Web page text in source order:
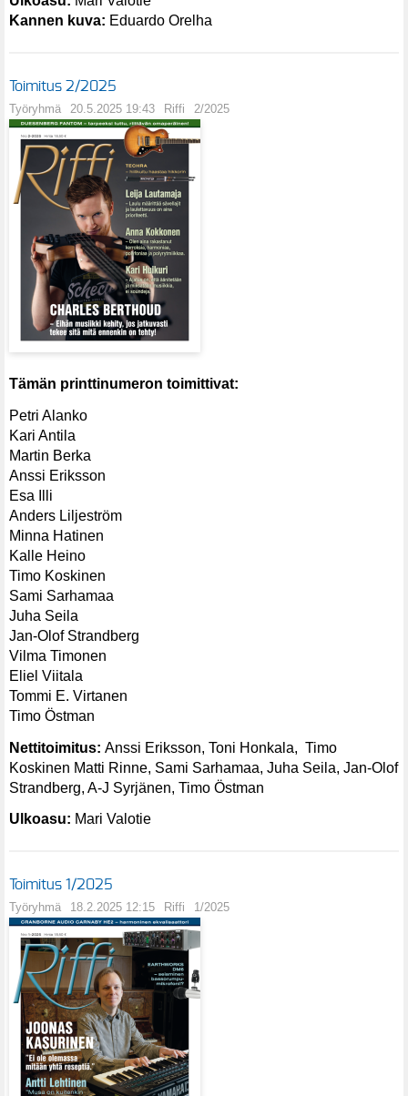
Kannen kuva: Eduardo Orelha
Toimitus 2/2025
Työryhmä 20.5.2025 19:43 Riffi 2/2025
Tämän printtinumeron toimittivat:
Petri Alanko
Kari Antila
Martin Berka
Anssi Eriksson
Esa Illi
Anders Liljeström
Minna Hatinen
Kalle Heino
Timo Koskinen
Sami Sarhamaa
Juha Seila
Jan-Olof Strandberg
Vilma Timonen
Eliel Viitala
Tommi E. Virtanen
Timo Östman
Nettitoimitus: Anssi Eriksson, Toni Honkala, Timo
Koskinen Matti Rinne, Sami Sarhamaa, Juha Seila, Jan-Olof
Strandberg, A-J Syrjänen, Timo Östman
Ulkoasu: Mari Valotie
Toimitus 1/2025
Työryhmä 18.2.2025 12:15 Riffi 1/2025